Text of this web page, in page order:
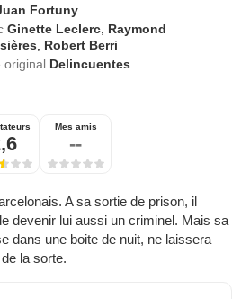
Fortuny
Ginette Leclerc Raymond
Robert Berri
original Delincuentes
Mes amis
--
A sa sortie de prison, il
devenir lui aussi un criminel. Mais sa
dans une boite de nuit, ne laissera
la sorte.